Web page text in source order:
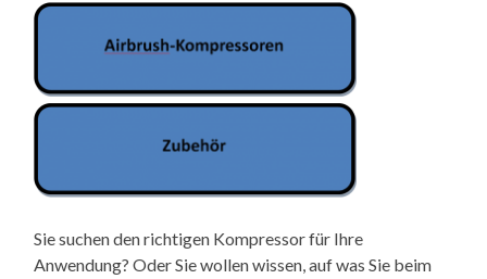
Sie suchen den richtigen Kompressor für Ihre
Anwendung? Oder Sie wollen wissen, auf was Sie beim